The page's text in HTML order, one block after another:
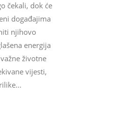
čekali, dok će
događajima
njihovo
energija
životne
vijesti,